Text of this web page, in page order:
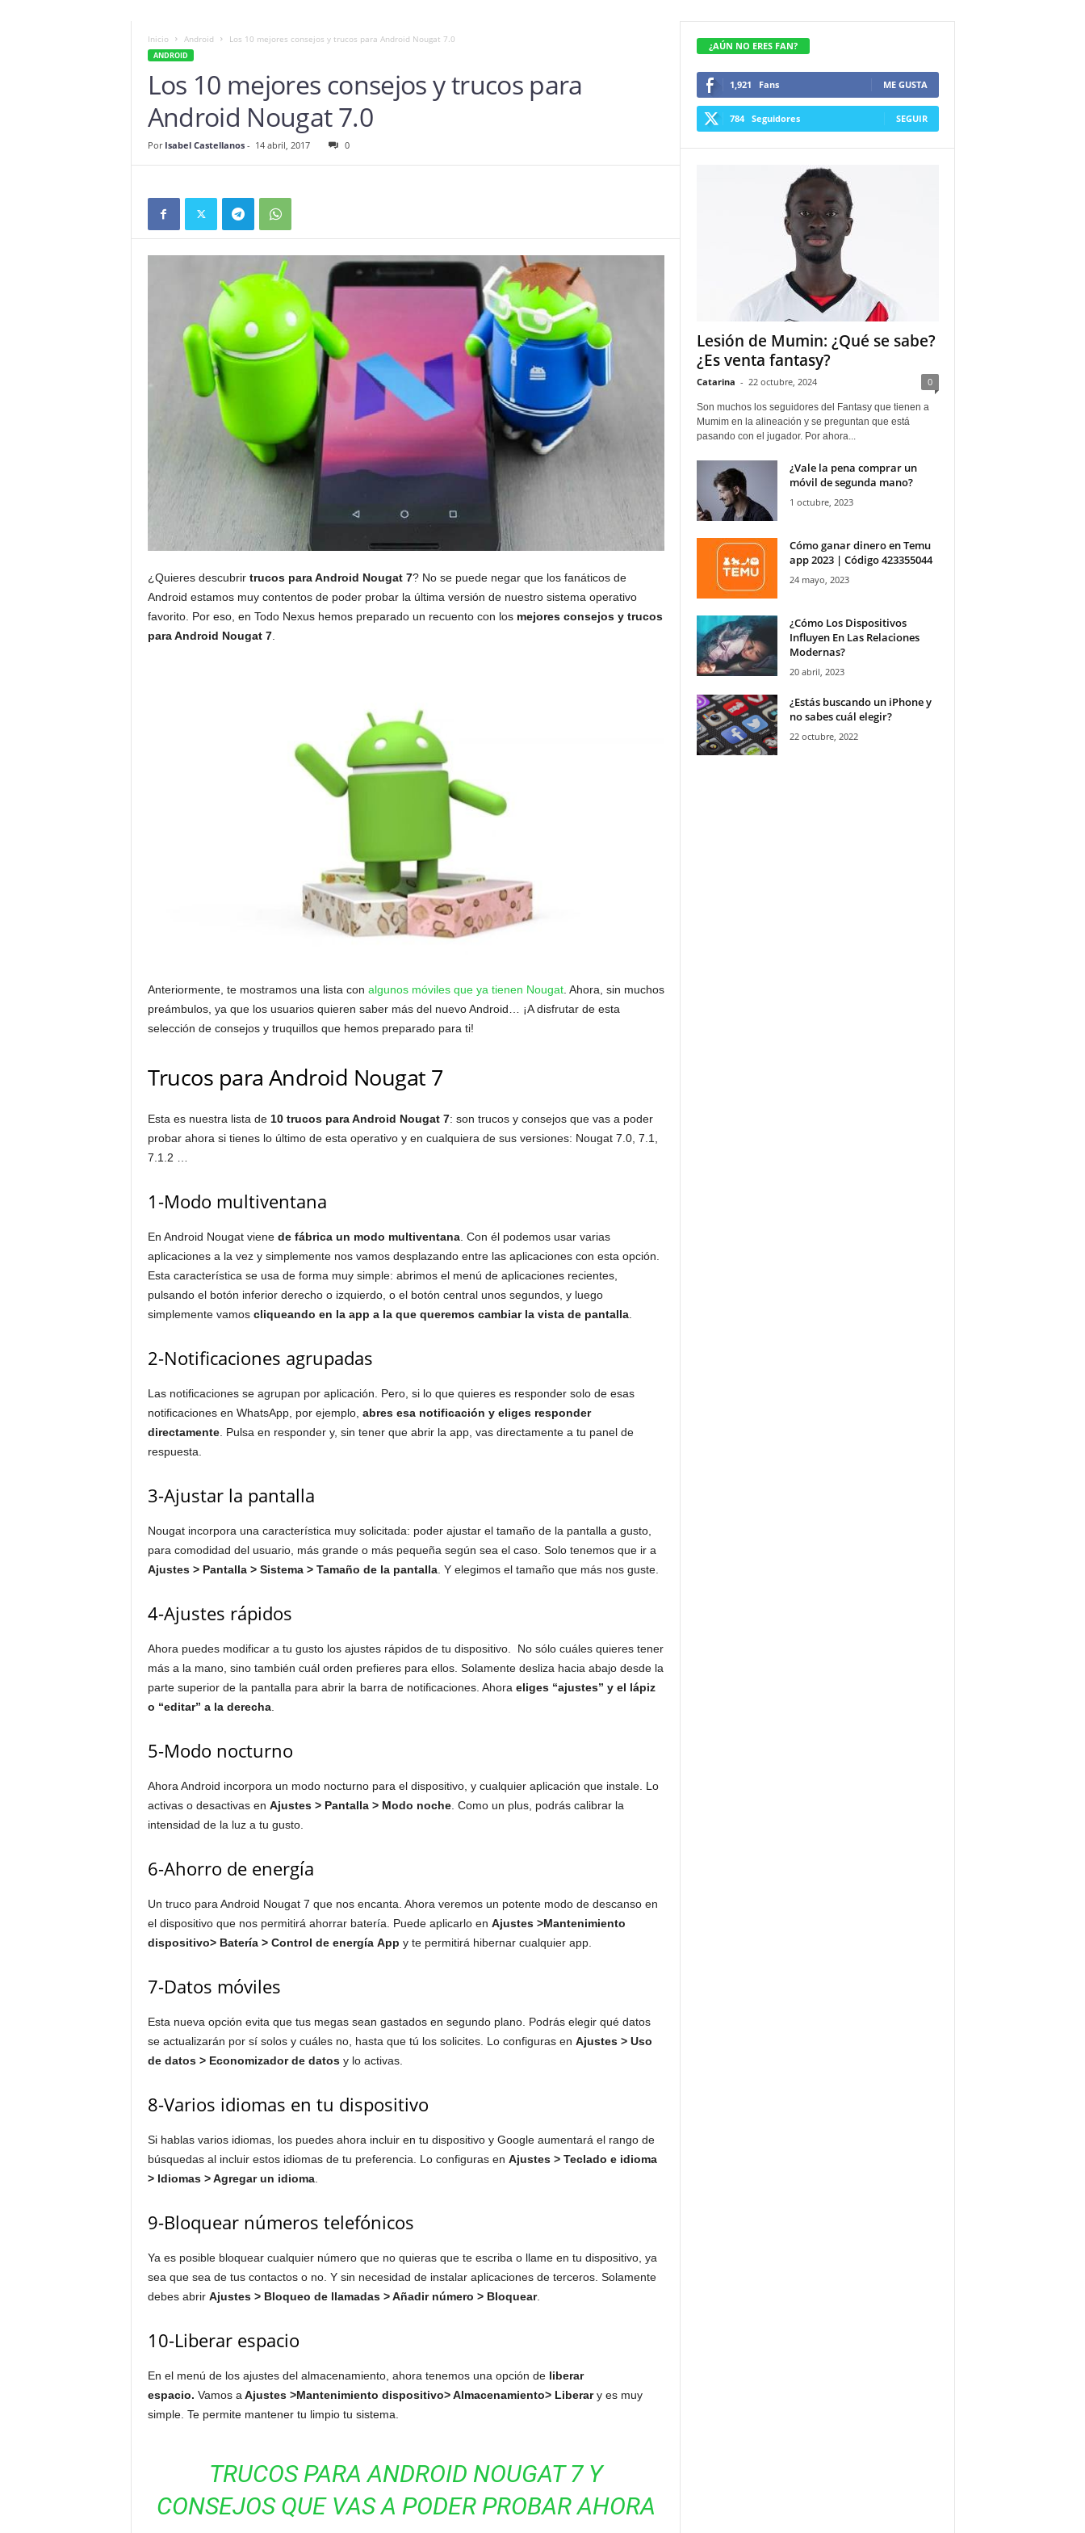
Inicio Android Los 10 mejores consejos y trucos para Android Nougat 7.0
ANDROID
Los 10 mejores consejos y trucos para
Android Nougat 7.0
Por Isabel Castellanos- 14 abril, 2017 0
¿Quieres descubrirtrucos para Android Nougat 7? No se puede negar que los fanáticos de
Android estamos muy contentos de poder probar la última versión de nuestro sistema operativo
favorito. Por eso, en Todo Nexus hemos preparado un recuento con los mejores consejos y trucos
para Android Nougat 7.
Anteriormente, te mostramos una lista con algunos móviles que ya tienen Nougat. Ahora, sin muchos
preámbulos, ya que los usuarios quieren saber más del nuevo Android… ¡A disfrutar de esta
selección de consejos y truquillos que hemos preparado para ti!
Trucos para Android Nougat 7
Esta es nuestra lista de 10 trucos para Android Nougat 7: son trucos y consejos que vas a poder
probar ahora si tienes lo último de esta operativo y en cualquiera de sus versiones: Nougat 7.0, 7.1,
7.1.2 …
1-Modo multiventana
En Android Nougat vienede fábrica un modo multiventana. Con él podemos usar varias
aplicaciones a la vez y simplemente nos vamos desplazando entre las aplicaciones con esta opción.
Esta característica se usa de forma muy simple: abrimos el menú de aplicaciones recientes,
pulsando el botón inferior derecho o izquierdo, o el botón central unos segundos, y luego
simplemente vamoscliqueando en la app a la que queremos cambiar la vista de pantalla.
2-Notificaciones agrupadas
Las notificaciones se agrupan por aplicación. Pero, si lo que quieres es responder solo de esas
notificaciones en WhatsApp, por ejemplo, abres esa notificación y eliges responder
directamente. Pulsa en responder y, sin tener que abrir la app, vas directamente a tu panel de
respuesta.
3-Ajustar la pantalla
Nougat incorpora una característica muy solicitada: poder ajustar el tamaño de la pantalla a gusto,
para comodidad del usuario, más grande o más pequeña según sea el caso. Solo tenemos que ir a
Ajustes > Pantalla > Sistema > Tamaño de la pantalla. Y elegimos el tamaño que más nos guste.
4-Ajustes rápidos
Ahora puedes modificar a tu gusto los ajustes rápidos de tu dispositivo. No sólo cuáles quieres tener
más a la mano, sino también cuál orden prefieres para ellos. Solamente desliza hacia abajo desde la
parte superior de la pantalla para abrir la barra de notificaciones. Ahora eliges “ajustes” y el lápiz
o “editar” a la derecha.
5-Modo nocturno
Ahora Android incorpora un modo nocturno para el dispositivo, y cualquier aplicación que instale. Lo
activas o desactivas en Ajustes > Pantalla > Modo noche. Como un plus, podrás calibrar la
intensidad de la luz a tu gusto.
6-Ahorro de energía
Un truco para Android Nougat 7 que nos encanta. Ahora veremos un potente modo de descanso en
el dispositivo que nos permitirá ahorrar batería. Puede aplicarlo en Ajustes>Mantenimiento
dispositivo> Batería > Control de energía App y te permitirá hibernar cualquier app.
7-Datos móviles
Esta nueva opción evita que tus megas sean gastados en segundo plano. Podrás elegir qué datos
se actualizarán por sí solos y cuáles no, hasta que tú los solicites. Lo configuras en Ajustes > Uso
de datos > Economizador de datosy lo activas.
8-Varios idiomas en tu dispositivo
Si hablas varios idiomas, los puedes ahora incluir en tu dispositivo y Google aumentará el rango de
búsquedas al incluir estos idiomas de tu preferencia. Lo configuras en Ajustes > Teclado e idioma
> Idiomas > Agregar un idioma.
9-Bloquear números telefónicos
Ya es posible bloquear cualquier número que no quieras que te escriba o llame en tu dispositivo, ya
sea que sea de tus contactos o no. Y sin necesidad de instalar aplicaciones de terceros. Solamente
debes abrir Ajustes > Bloqueo de llamadas > Añadir número > Bloquear.
10-Liberar espacio
En el menú de los ajustes del almacenamiento, ahora tenemos una opción deliberar
espacio. Vamos a Ajustes>Mantenimiento dispositivo> Almacenamiento> Liberary es muy
simple. Te permite mantener tu limpio tu sistema.
TRUCOS PARA ANDROID NOUGAT 7 Y
CONSEJOS QUE VAS A PODER PROBAR AHORA
¿AÚN NO ERES FAN?
1,921 Fans ME GUSTA
784 Seguidores SEGUIR
Lesión de Mumin: ¿Qué se sabe?
¿Es venta fantasy?
Catarina - 22 octubre, 2024 0
Son muchos los seguidores del Fantasy que tienen a
Mumim en la alineación y se preguntan que está
pasando con el jugador. Por ahora...
¿Vale la pena comprar un
móvil de segunda mano?
1 octubre, 2023
Cómo ganar dinero en Temu
app 2023 | Código 423355044
24 mayo, 2023
¿Cómo Los Dispositivos
Influyen En Las Relaciones
Modernas?
20 abril, 2023
¿Estás buscando un iPhone y
no sabes cuál elegir?
22 octubre, 2022